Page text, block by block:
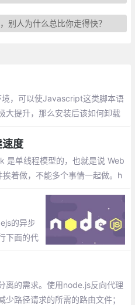
别人为什么总比你走得快？
，可以使Javascript这类脚本语
大提升，那么安装后该如何卸载
度
是单线程模型的，也就是说 Web
着做，不能多个事情一起做。h
的异步
下面的代
function
离的需求。使用node.js反向代理
路径请求的所需的路由文件；